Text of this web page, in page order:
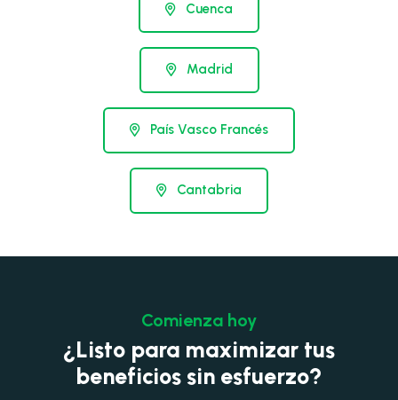
Cuenca
Madrid
País Vasco Francés
Cantabria
Comienza hoy
¿Listo para maximizar tus
beneficios sin esfuerzo?